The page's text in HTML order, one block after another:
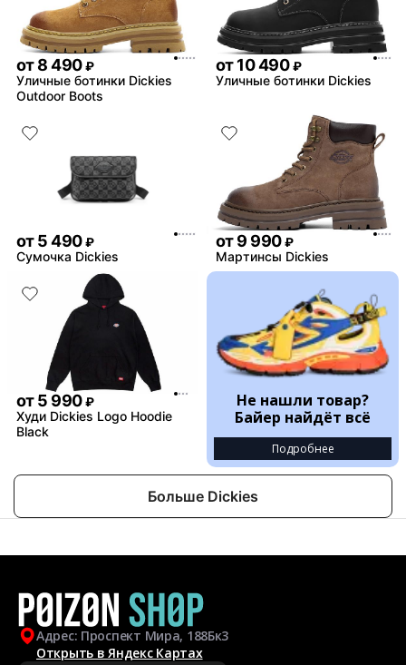
от8 490 ₽
Уличные ботинки Dickies
Outdoor Boots
от10 490 ₽
Уличные ботинки Dickies
от5 490 ₽
Сумочка Dickies
от9 990 ₽
Мартинсы Dickies
от5 990 ₽
Худи Dickies Logo Hoodie
Black
Не нашли товар?
Байер найдёт всё
Подробнее
Больше Dickies
Адрес: Проспект Мира, 188Бк3
Открыть в Яндекс Картах